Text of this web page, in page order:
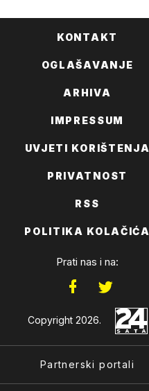
KONTAKT
OGLAŠAVANJE
ARHIVA
IMPRESSUM
UVJETI KORIŠTENJA
PRIVATNOST
RSS
POLITIKA KOLAČIĆA
Prati nas i na:
Copyright 2026.
Partnerski portali